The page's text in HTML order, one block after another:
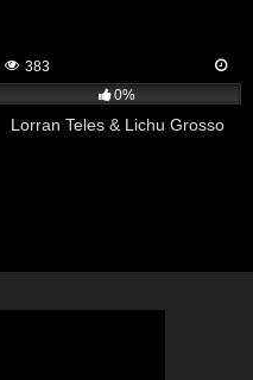
383
0%
Lorran Teles & Lichu Grosso